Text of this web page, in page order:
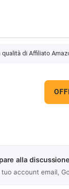
qualità di Affiliato
alla discussione
account email,